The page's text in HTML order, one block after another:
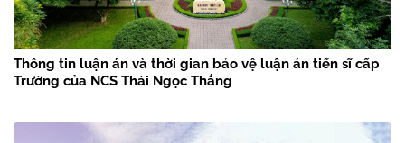
Thông tin luận án và thời gian bảo vệ luận án tiến sĩ cấp
Trường của NCS Thái Ngọc Thắng